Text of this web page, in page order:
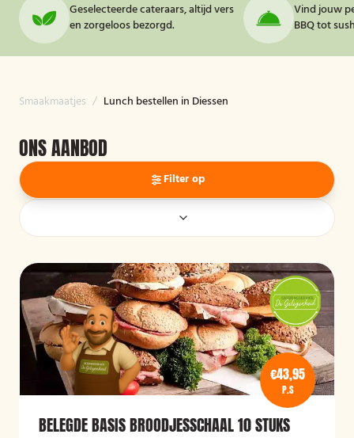
Geselecteerde cateraars, altijd vers
en zorgeloos bezorgd.
Vind jouw
BBQ tot
Smaakmaatjes / Lunch bestellen in Diessen
ONS AANBOD
Filter op
€43,95
P.S
BELEGDE BASIS BROODJESSCHAAL 10 STUKS